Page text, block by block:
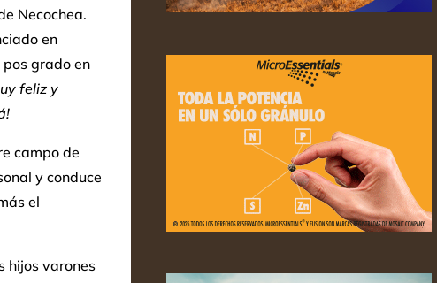
Necochea.
en
grado en
feliz y
campo de
y conduce
el
hijos varones